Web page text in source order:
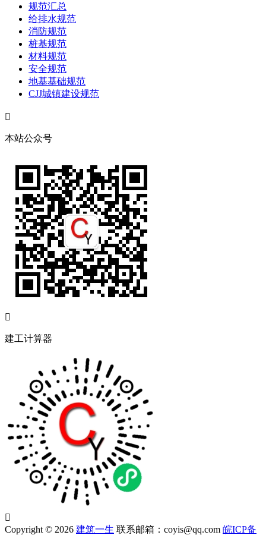
规范汇总
给排水规范
消防规范
桩基规范
材料规范
安全规范
地基基础规范
CJJ城镇建设规范

本站公众号

建工计算器

Copyright © 2026 建筑一生 联系邮箱：coyis@qq.com 皖ICP备